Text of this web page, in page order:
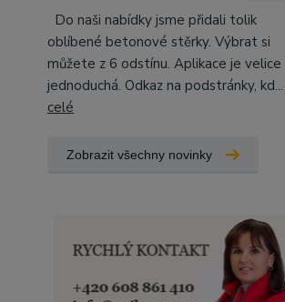
Do naši nabídky jsme přidali tolik
oblíbené betonové stěrky. Výbrat si
můžete z 6 odstínu. Aplikace je velice
jednoduchá. Odkaz na podstránky, kd...
celé
Zobrazit všechny novinky